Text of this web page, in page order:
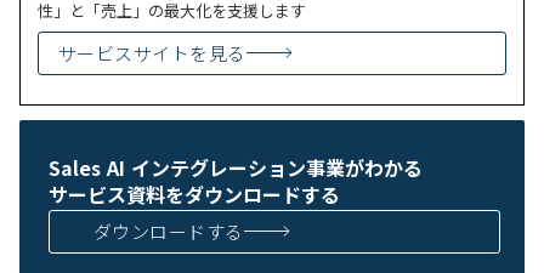
性」と「売上」の最大化を支援します
サービスサイトを見る
Sales AI インテグレーション事業がわかる
サービス資料をダウンロードする
ダウンロードする